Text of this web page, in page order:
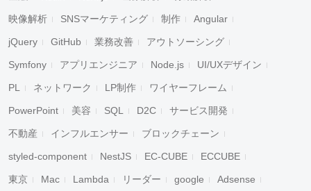
映像解析 SNSマーケティング 制作 Angular
jQuery GitHub 業務改善 アウトソーシング
Symfony アプリエンジニア Node.js UI/UXデザイン
PL ネットワーク LP制作 ワイヤーフレーム
PowerPoint 美容 SQL D2C サービス開発
不動産 インフルエンサー ブロックチェーン
styled-component NestJS EC-CUBE ECCUBE
東京 Mac Lambda リーダー google Adsense